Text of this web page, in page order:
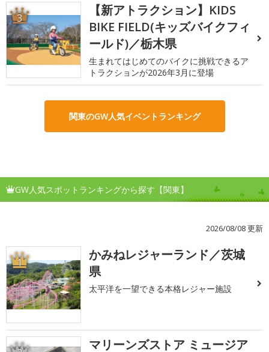
3
【新アトラクション】KIDS
BIKE FIELD(キッズバイクフィ
ールド)／栃木県
生まれてはじめてのバイクに挑戦できるア
トラクションが2026年3月に登場
関東のGW人気イベントランキング
GW人気スポットランキングから探す【関東】
2026/08/08 更新
1
かみねレジャーランド／茨城
県
太平洋を一望できる本格レジャー施設
マリーンズストア ミュージア